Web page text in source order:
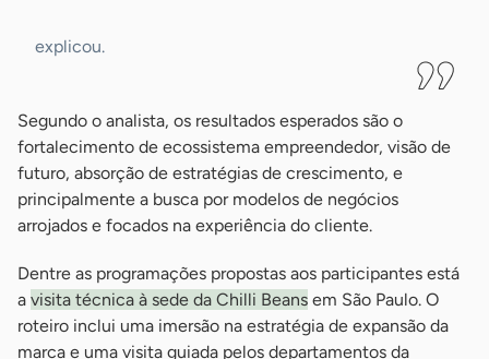
explicou.
Segundo o analista, os resultados esperados são o
fortalecimento de ecossistema empreendedor, visão de
futuro, absorção de estratégias de crescimento, e
principalmente a busca por modelos de negócios
arrojados e focados na experiência do cliente.
Dentre as programações propostas aos participantes está
a visita técnica à sede da Chilli Beans em São Paulo. O
roteiro inclui uma imersão na estratégia de expansão da
marca e uma visita guiada pelos departamentos da